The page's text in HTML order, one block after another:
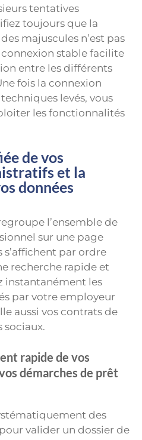
tentatives
toujours que la
majuscules n’est pas
stable facilite
entre les différents
fois la connexion
levés, vous
les fonctionnalités
de vos
et la
données
l’ensemble de
sur une page
par ordre
recherche rapide et
instantanément les
par votre employeur
aussi vos contrats de
sociaux.
rapide de vos
démarches de prêt
des
valider un dossier de